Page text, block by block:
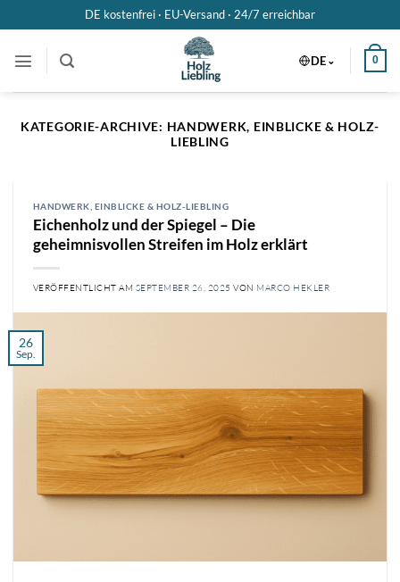
Inhalt
DE kostenfrei · EU-Versand · 24/7 erreichbar
DE 0
KATEGORIE-ARCHIVE: HANDWERK, EINBLICKE & HOLZ-
LIEBLING
HANDWERK, EINBLICKE & HOLZ-LIEBLING
Eichenholz und der Spiegel – Die
geheimnisvollen Streifen im Holz erklärt
VERÖFFENTLICHT AM SEPTEMBER 26, 2025 VON MARCO HEKLER
26
Sep.